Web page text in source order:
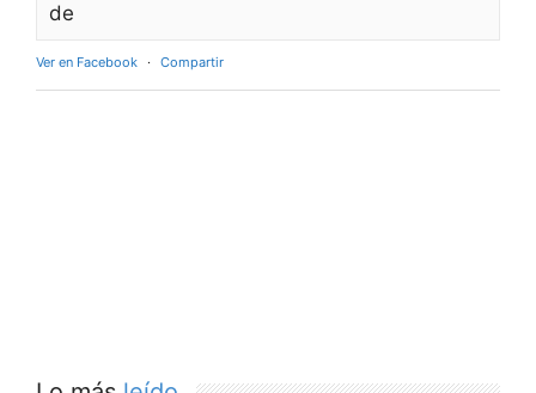
de
Ver en Facebook · Compartir